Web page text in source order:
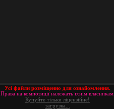
Усі файли розміщенно для ознайомлення.
Права на композиції належать їхнім власникам.
Купуйте тільки ліцензійне!
загрузка...